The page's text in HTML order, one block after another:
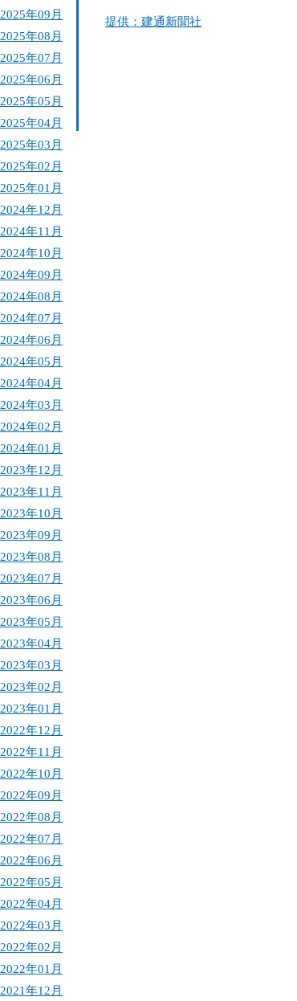
2025年09月
2025年08月
2025年07月
2025年06月
2025年05月
2025年04月
2025年03月
2025年02月
2025年01月
2024年12月
2024年11月
2024年10月
2024年09月
2024年08月
2024年07月
2024年06月
2024年05月
2024年04月
2024年03月
2024年02月
2024年01月
2023年12月
2023年11月
2023年10月
2023年09月
2023年08月
2023年07月
2023年06月
2023年05月
2023年04月
2023年03月
2023年02月
2023年01月
2022年12月
2022年11月
2022年10月
2022年09月
2022年08月
2022年07月
2022年06月
2022年05月
2022年04月
2022年03月
2022年02月
2022年01月
2021年12月
提供：建通新聞社